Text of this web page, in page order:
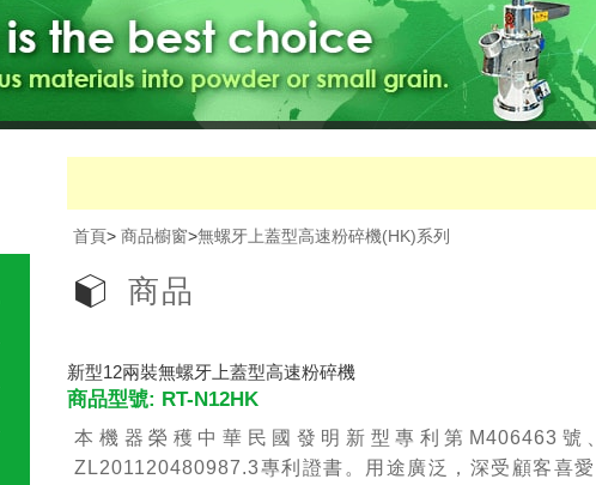
首頁> 商品櫥窗>無螺牙上蓋型高速粉碎機(HK)系列
商品
新型12兩裝無螺牙上蓋型高速粉碎機
商品型號: RT-N12HK
本機器榮穫中華民國發明新型專利第M406463號
ZL201120480987.3專利證書。用途廣泛，深受顧客喜愛